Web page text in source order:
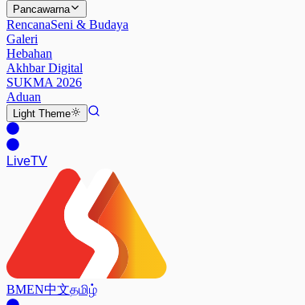
Pancawarna
RencanaSeni & Budaya
Galeri
Hebahan
Akhbar Digital
SUKMA 2026
Aduan
Light Theme
LiveTV
BMEN中文தமிழ்